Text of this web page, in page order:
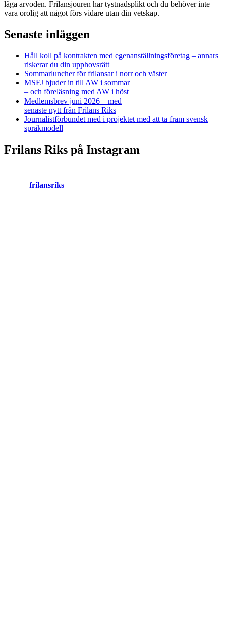
låga arvoden. Frilansjouren har tystnadsplikt och du behöver inte
vara orolig att något förs vidare utan din vetskap.
Senaste inläggen
Håll koll på kontrakten med egenanställningsföretag – annars
riskerar du din upphovsrätt
Sommarluncher för frilansar i norr och väster
MSFJ bjuder in till AW i sommar
– och föreläsning med AW i höst
Medlemsbrev juni 2026 – med
senaste nytt från Frilans Riks
Journalistförbundet med i projektet med att ta fram svensk
språkmodell
Frilans Riks på Instagram
frilansriks